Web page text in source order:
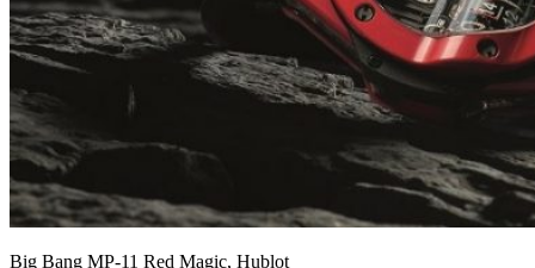
Big Bang MP-11 Red Magic, Hublot